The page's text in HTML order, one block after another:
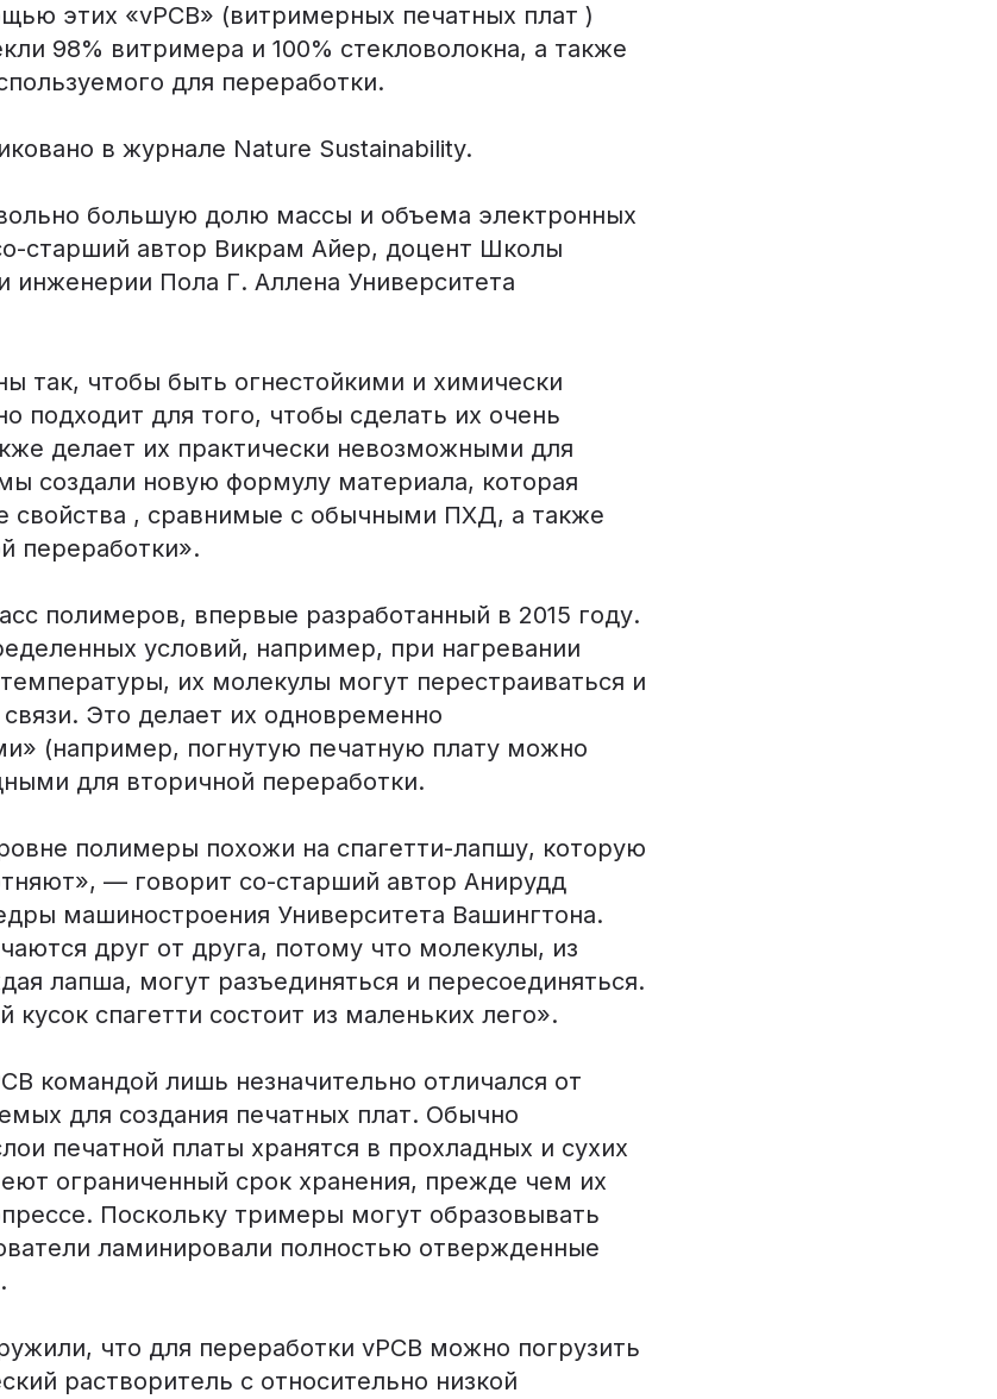
этих «vPCB» (витримерных печатных плат )
98% витримера и 100% стекловолокна, а также
для переработки.
в журнале Nature Sustainability.
большую долю массы и объема электронных
старший автор Викрам Айер, доцент Школы
инженерии Пола Г. Аллена Университета
так, чтобы быть огнестойкими и химически
подходит для того, чтобы сделать их очень
делает их практически невозможными для
создали новую формулу материала, которая
свойства , сравнимые с обычными ПХД, а также
переработки».
полимеров, впервые разработанный в 2015 году.
условий, например, при нагревании
их молекулы могут перестраиваться и
Это делает их одновременно
(например, погнутую печатную плату можно
для вторичной переработки.
полимеры похожи на спагетти-лапшу, которую
— говорит со-старший автор Анирудд
машиностроения Университета Вашингтона.
друг от друга, потому что молекулы, из
лапша, могут разъединяться и пересоединяться.
кусок спагетти состоит из маленьких лего».
командой лишь незначительно отличался от
для создания печатных плат. Обычно
печатной платы хранятся в прохладных и сухих
ограниченный срок хранения, прежде чем их
Поскольку тримеры могут образовывать
ламинировали полностью отвержденные
что для переработки vPCB можно погрузить
растворитель с относительно низкой